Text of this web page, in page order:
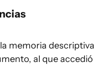
memoria descriptiva
al que accedió